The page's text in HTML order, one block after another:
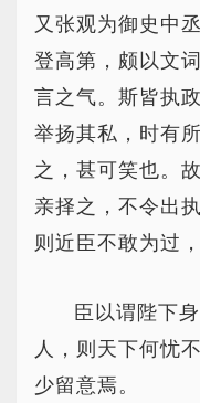
又张观为御史中
登高第，颇以文
言之气。斯皆执
举扬其私，时有
之，甚可笑也。
亲择之，不令出
则近臣不敢为过
臣以谓陛下
人，则天下何忧
少留意焉。